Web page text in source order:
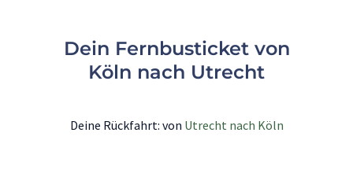
Dein Fernbusticket von
Köln nach Utrecht
Deine Rückfahrt: von Utrecht nach Köln